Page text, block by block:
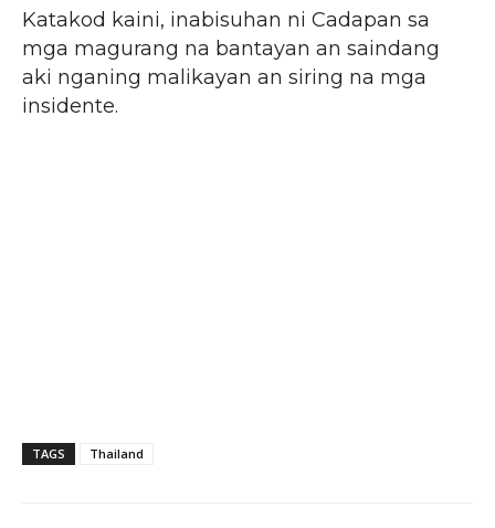
Katakod kaini, inabisuhan ni Cadapan sa
mga magurang na bantayan an saindang
aki nganing malikayan an siring na mga
insidente.
TAGS Thailand